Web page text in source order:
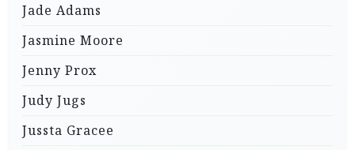
Jade Adams
Jasmine Moore
Jenny Prox
Judy Jugs
Jussta Gracee